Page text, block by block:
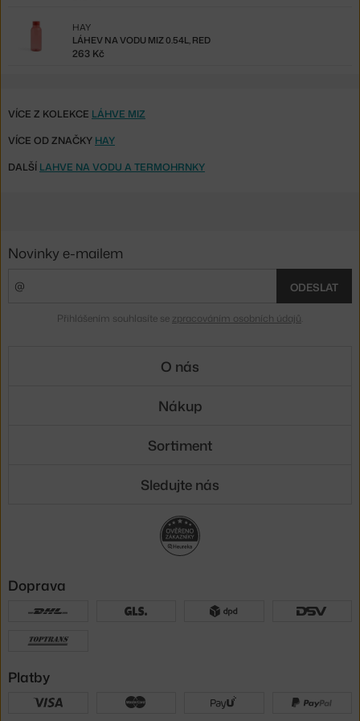
LÁHEV NA VODU MIZ 0.54L, RED
HAY
263 Kč
VÍCE Z KOLEKCE LÁHVE MIZ
VÍCE OD ZNAČKY HAY
DALŠÍ LAHVE NA VODU A TERMOHRNKY
Novinky e-mailem
ODESLAT
Přihlášením souhlasíte se zpracováním osobních údajů
O nás
Nákup
Sortiment
Sledujte nás
Doprava
Platby